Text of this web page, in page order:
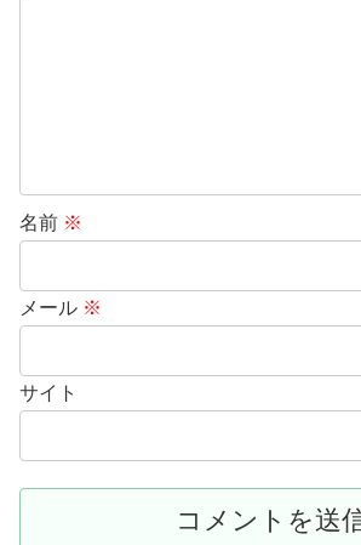
名前 ※
メール ※
サイト